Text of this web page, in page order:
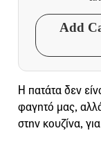
Add
Η πατάτα δεν
φαγητό μας,
στην κουζίνα,